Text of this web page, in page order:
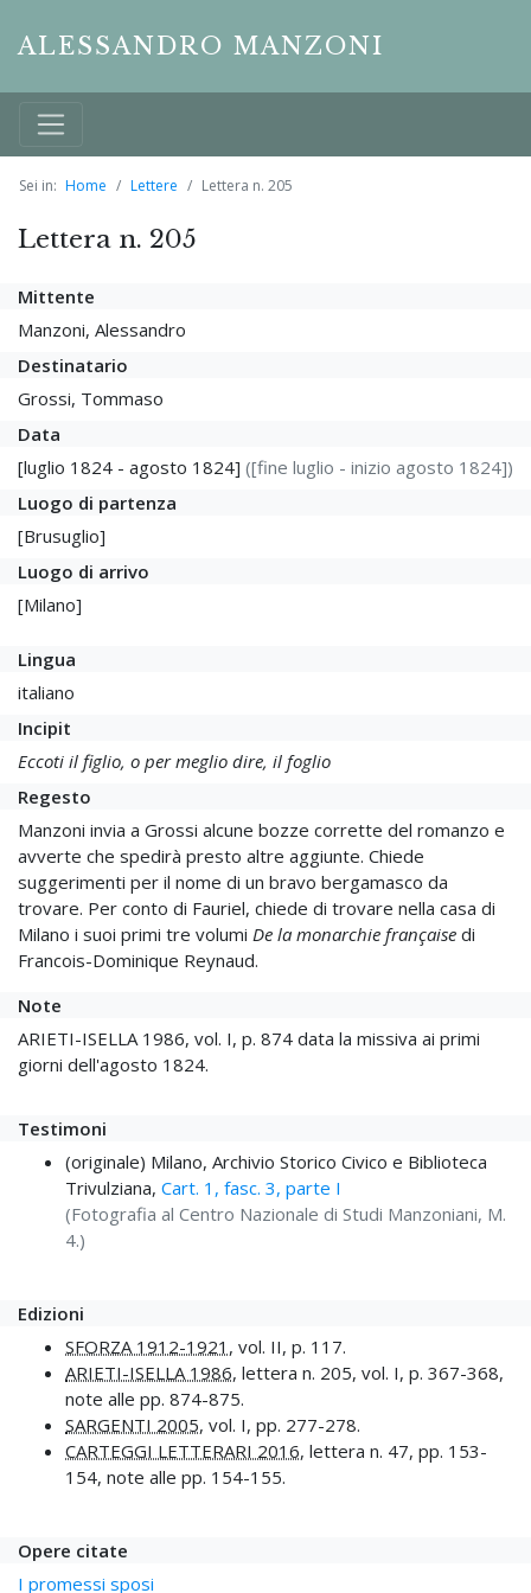
ALESSANDRO MANZONI
Sei in: Home Lettere Lettera n. 205
Lettera n. 205
Mittente
Manzoni, Alessandro
Destinatario
Grossi, Tommaso
Data
[luglio 1824 - agosto 1824] ([fine luglio - inizio agosto 1824])
Luogo di partenza
[Brusuglio]
Luogo di arrivo
[Milano]
Lingua
italiano
Incipit
Eccoti il figlio, o per meglio dire, il foglio
Regesto
Manzoni invia a Grossi alcune bozze corrette del romanzo e
avverte che spedirà presto altre aggiunte. Chiede
suggerimenti per il nome di un bravo bergamasco da
trovare. Per conto di Fauriel, chiede di trovare nella casa di
Milano i suoi primi tre volumi De la monarchie française di
Francois-Dominique Reynaud.
Note
ARIETI-ISELLA 1986, vol. I, p. 874 data la missiva ai primi
giorni dell'agosto 1824.
Testimoni
(originale) Milano, Archivio Storico Civico e Biblioteca
Trivulziana, Cart. 1, fasc. 3, parte I
(Fotografia al Centro Nazionale di Studi Manzoniani, M.
4.)
Edizioni
SFORZA 1912-1921 , vol. II, p. 117.
ARIETI-ISELLA 1986, lettera n. 205, vol. I, p. 367-368,
note alle pp. 874-875.
SARGENTI 2005, vol. I, pp. 277-278.
CARTEGGI LETTERARI 2016, lettera n. 47, pp. 153-
154, note alle pp. 154-155.
Opere citate
I promessi sposi